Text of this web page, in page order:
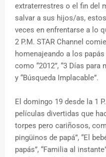
extraterrestres o el fin del
salvar a sus hijos/as,
veces en enfrentarse a lo
2 P.M. STAR Channel
homenajeando a los
como “2012”, “3 Días para
y “Búsqueda Implacable”.
El domingo 19 desde la 1
películas divertidas que
torpes pero cariñosos,
pingüinos de papá”, “El
papás”, “Familia al